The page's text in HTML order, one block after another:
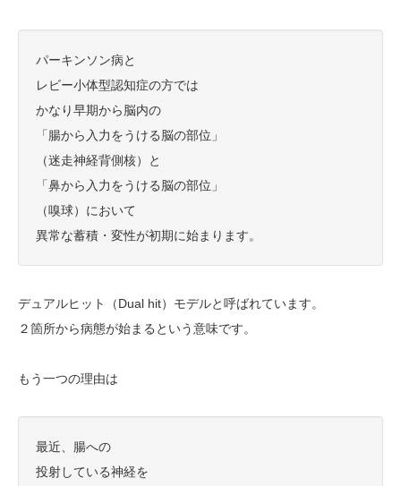
パーキンソン病と
レビー小体型認知症の方では
かなり早期から脳内の
「腸から入力をうける脳の部位」
（迷走神経背側核）と
「鼻から入力をうける脳の部位」
（嗅球）において
異常な蓄積・変性が初期に始まります。
デュアルヒット（Dual hit）モデルと呼ばれています。
２箇所から病態が始まるという意味です。
もう一つの理由は
最近、腸への
投射している神経を